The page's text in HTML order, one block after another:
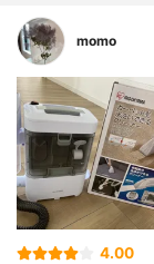
momo
4.00